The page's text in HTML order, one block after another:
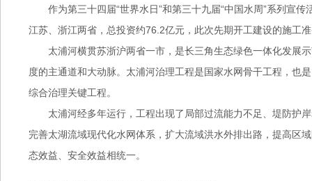
作为第三十四届“世界水日”和第三十九届“中国水周”系列宣
江苏、浙江两省，总投资约76.2亿元，此次先期开工建设的施工
太浦河横贯苏浙沪两省一市，是长三角生态绿色一体化发展
度的主通道和大动脉。太浦河治理工程是国家水网骨干工程，也
综合治理关键工程。
太浦河经多年运行，工程出现了局部过流能力不足、堤防护
完善太湖流域现代化水网体系，扩大流域洪水外排出路，提高区
态效益、安全效益相统一。